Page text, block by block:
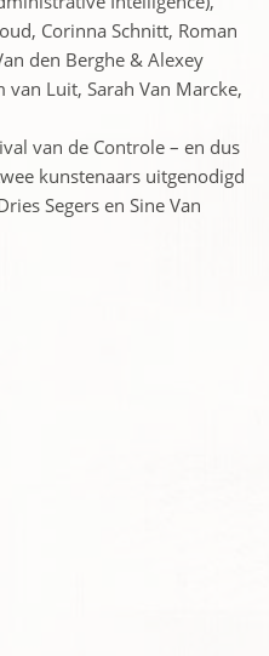
Corinna Schnitt, Roman
den Berghe & Alexey
van Luit, Sarah Van Marcke,
van de Controle – en dus
kunstenaars uitgenodigd
Segers en Sine Van